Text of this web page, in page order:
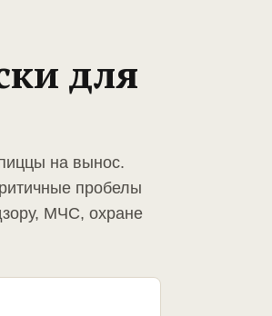
для
на вынос.
пробелы
МЧС, охране